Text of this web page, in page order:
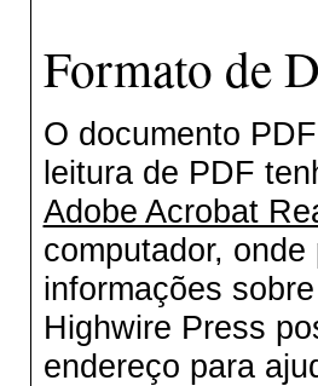
Formato de
O documento
leitura de PDF
Adobe Acrobat
computador,
informações
Highwire Press
endereço para